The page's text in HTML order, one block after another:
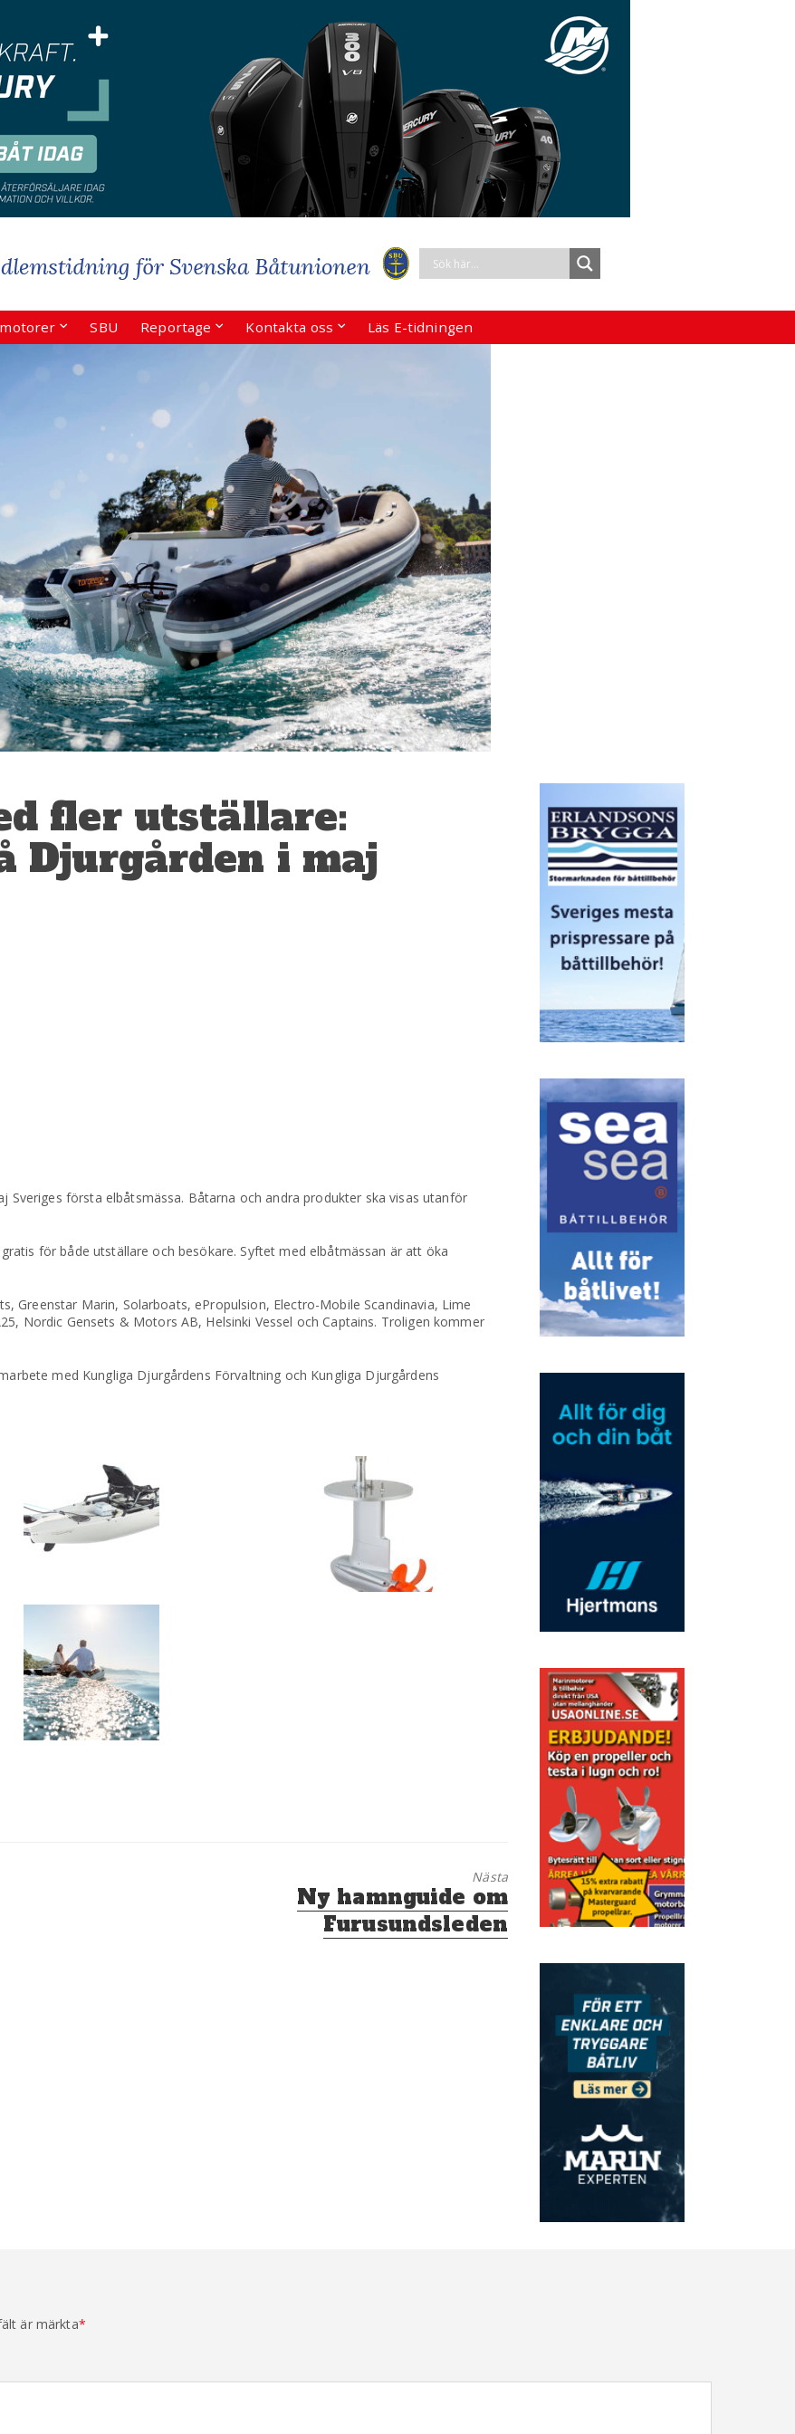
SBU Reportage Kontakta oss Läs E-tidningen
fler utställare:
Djurgården i maj
Sveriges första elbåtsmässa. Båtarna och andra produkter ska visas utanför
för både utställare och besökare. Syftet med elbåtmässan är att öka
Greenstar Marin, Solarboats, ePropulsion, Electro-Mobile Scandinavia, Lime
Nordic Gensets & Motors AB, Helsinki Vessel och Captains. Troligen kommer
med Kungliga Djurgårdens Förvaltning och Kungliga Djurgårdens
Nästa
Nästa
inlägg:
Ny hamnguide om
Furusundsleden
är märkta*